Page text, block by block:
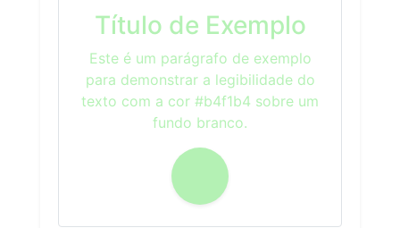
Título de Exemplo
Este é um parágrafo de exemplo
para demonstrar a legibilidade do
texto com a cor #b4f1b4 sobre um
fundo branco.